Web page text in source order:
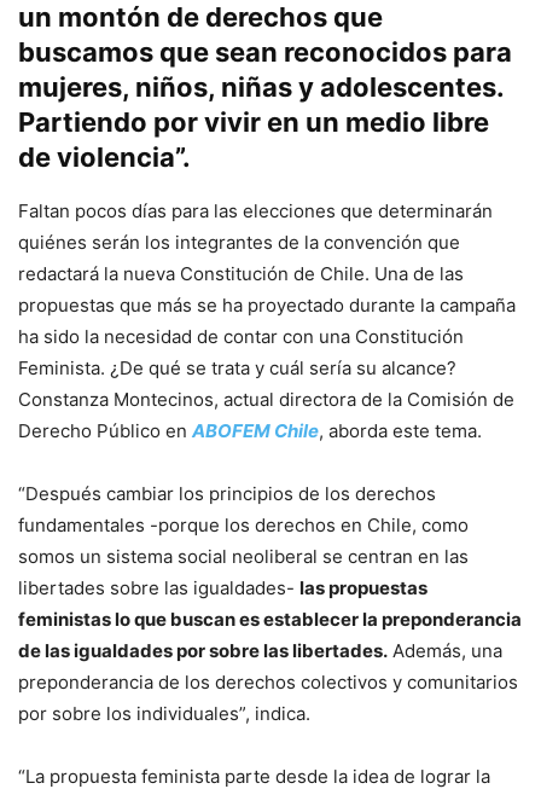
un montón de derechos que
buscamos que sean reconocidos para
mujeres, niños, niñas y adolescentes.
Partiendo por vivir en un medio libre
de violencia”.
Faltan pocos días para las elecciones que determinarán
quiénes serán los integrantes de la convención que
redactará la nueva Constitución de Chile. Una de las
propuestas que más se ha proyectado durante la campaña
ha sido la necesidad de contar con una Constitución
Feminista. ¿De qué se trata y cuál sería su alcance?
Constanza Montecinos, actual directora de la Comisión de
Derecho Público en ABOFEM Chile, aborda este tema.
“Después cambiar los principios de los derechos
fundamentales -porque los derechos en Chile, como
somos un sistema social neoliberal se centran en las
libertades sobre las igualdades- las propuestas
feministas lo que buscan es establecer la preponderancia
de las igualdades por sobre las libertades. Además, una
preponderancia de los derechos colectivos y comunitarios
por sobre los individuales”, indica.
“La propuesta feminista parte desde la idea de lograr la